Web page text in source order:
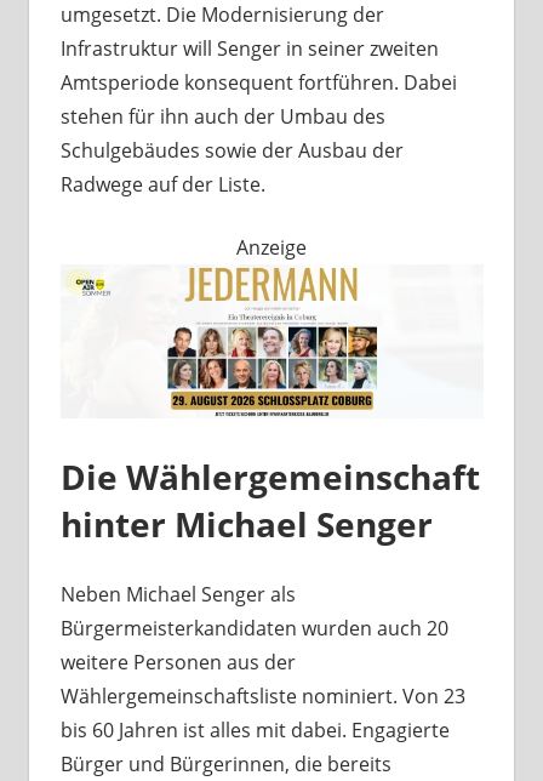
umgesetzt. Die Modernisierung der
Infrastruktur will Senger in seiner zweiten
Amtsperiode konsequent fortführen. Dabei
stehen für ihn auch der Umbau des
Schulgebäudes sowie der Ausbau der
Radwege auf der Liste.
Anzeige
Die Wählergemeinschaft
hinter Michael Senger
Neben Michael Senger als
Bürgermeisterkandidaten wurden auch 20
weitere Personen aus der
Wählergemeinschaftsliste nominiert. Von 23
bis 60 Jahren ist alles mit dabei. Engagierte
Bürger und Bürgerinnen, die bereits